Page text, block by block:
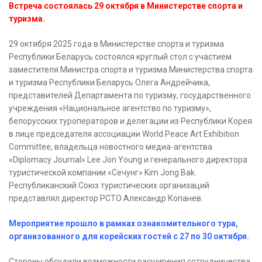
Встреча состоялась 29 октября в Министерстве спорта и
туризма.
29 октября 2025 года в Министерстве спорта и туризма
Республики Беларусь состоялся круглый стол с участием
заместителя Министра спорта и туризма Министерства спорта
и туризма Республики Беларусь Олега Андрейчика,
представителей Департамента по туризму, государственного
учреждения «Национальное агентство по туризму»,
белорусских туроператоров и делегации из Республики Корея
в лице председателя ассоциации World Peace Art Exhibition
Committee, владельца новостного медиа-агентства
«Diplomacy Journal» Lee Jon Young и генерального директора
туристической компании «Сечунг» Kim Jong Bak.
Республиканский Союз туристических организаций
представлял директор РСТО Александр Копанев.
Мероприятие прошло в рамках ознакомительного тура,
организованного для корейских гостей с 27 по 30 октября.